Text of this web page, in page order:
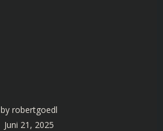
by robertgoedl
Juni 21, 2025